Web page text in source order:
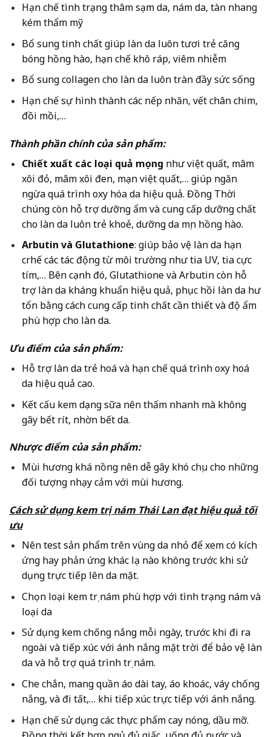
Hạn chế tình trạng thâm sạm da, nám da, tàn nhang
kém thẩm mỹ
Bổ sung tinh chất giúp làn da luôn tươi trẻ căng
bóng hồng hào, hạn chế khô ráp, viêm nhiễm
Bổ sung collagen cho làn da luôn tràn đầy sức sống
Hạn chế sự hình thành các nếp nhăn, vết chân chim,
đồi mồi,…
Thành phần chính của sản phẩm:
Chiết xuất các loại quả mọng như việt quất, mâm
xôi đỏ, mâm xôi đen, mạn việt quất,… giúp ngăn
ngừa quá trình oxy hóa da hiệu quả. Đồng Thời
chúng còn hỗ trợ dưỡng ẩm và cung cấp dưỡng chất
cho làn da luôn trẻ khoẻ, dưỡng da mịn hồng hào.
Arbutin và Glutathione: giúp bảo vệ làn da hạn
crhế các tác động từ môi trường như tia UV, tia cực
tím,… Bên cạnh đó, Glutathione và Arbutin còn hỗ
trợ làn da kháng khuẩn hiệu quả, phục hồi làn da hư
tổn bằng cách cung cấp tinh chất cần thiết và độ ẩm
phù hợp cho làn da.
Ưu điểm của sản phẩm:
Hỗ trợ làn da trẻ hoá và hạn chế quá trình oxy hoá
da hiệu quả cao.
Kết cấu kem dạng sữa nên thấm nhanh mà không
gây bết rít, nhờn bết da.
Nhược điểm của sản phẩm:
Mùi hương khá nồng nên dễ gây khó chịu cho những
đối tượng nhạy cảm với mùi hương.
Cách sử dụng kem trị nám Thái Lan đạt hiệu quả tối
ưu
Nên test sản phẩm trên vùng da nhỏ để xem có kích
ứng hay phản ứng khác lạ nào không trước khi sử
dụng trực tiếp lên da mặt.
Chọn loại kem trị nám phù hợp với tình trạng nám và
loại da
Sử dụng kem chống nắng mỗi ngày, trước khi đi ra
ngoài và tiếp xúc với ánh nắng mặt trời để bảo vệ làn
da và hỗ trợ quá trình trị nám.
Che chắn, mang quần áo dài tay, áo khoác, váy chống
nắng, và đi tất,… khi tiếp xúc trực tiếp với ánh nắng.
Hạn chế sử dụng các thực phẩm cay nóng, dầu mỡ.